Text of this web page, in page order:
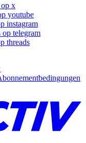
x
youtube
instagram
op telegram
threads